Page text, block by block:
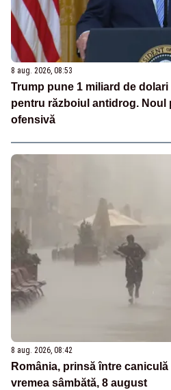
8 aug. 2026, 08:53
Trump pune 1 miliard de
pentru războiul antidrog. Noul
ofensivă
8 aug. 2026, 08:42
România, prinsă între
vremea sâmbătă, 8 august